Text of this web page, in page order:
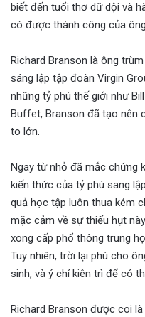
biết đến tuổi thơ dữ dội và
có được thành công của
Richard Branson là ông
sáng lập tập đoàn Virgin
những tỷ phú thế giới như
Buffet, Branson đã tạo nên
to lớn.
Ngay từ nhỏ đã mắc chứng
kiến thức của tỷ phú sang
quả học tập luôn thua kém
mặc cảm về sự thiếu hụt
xong cấp phổ thông trung
Tuy nhiên, trời lại phú cho
sinh, và ý chí kiên trì để có
Richard Branson được coi